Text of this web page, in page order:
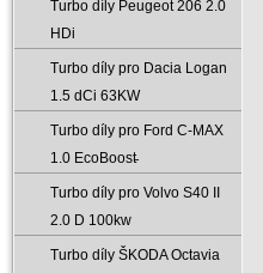
Turbo díly Peugeot 206 2.0
HDi
Turbo díly pro Dacia Logan
1.5 dCi 63KW
Turbo díly pro Ford C-MAX
1.0 EcoBoost̵
Turbo díly pro Volvo S40 II
2.0 D 100kw
Turbo díly ŠKODA Octavia